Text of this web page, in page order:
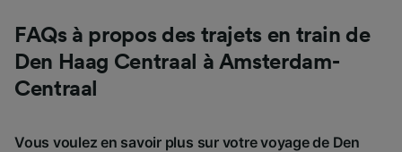
FAQs à propos des trajets en train de
Den Haag Centraal à Amsterdam-
Centraal
Vous voulez en savoir plus sur votre voyage de Den